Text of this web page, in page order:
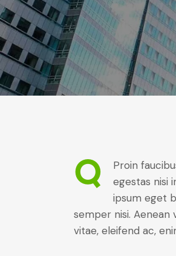
Q
Proin
egestas nisi
ipsum eget
semper nisi.
vitae, eleifend ac,